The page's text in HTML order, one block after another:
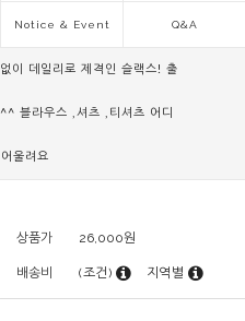
Notice & Event Q&A
이 데일리로 제격인 슬랙스! 출
블라우스 ,셔츠 ,티셔츠 어디
울려요
상품가 26,000원
배송비 (조건) 지역별